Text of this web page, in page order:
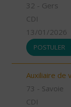
32 - Gers
CDI
13/01/2026
POSTULER
Auxiliaire de
73 - Savoie
CDI